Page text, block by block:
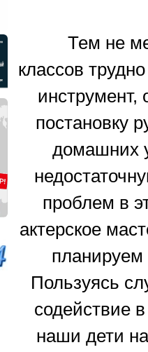
Тем не
классов
инструмент,
постановку
домашних
проблем в
актерское
планируем
Пользуясь
содействие
наши дети